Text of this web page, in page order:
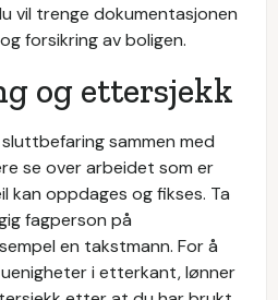
vil trenge dokumentasjonen
forsikring av boligen.
og ettersjekk
sammen med
se over arbeidet som er
kan oppdages og fikses. Ta
fagperson på
en takstmann. For å
i etterkant, lønner